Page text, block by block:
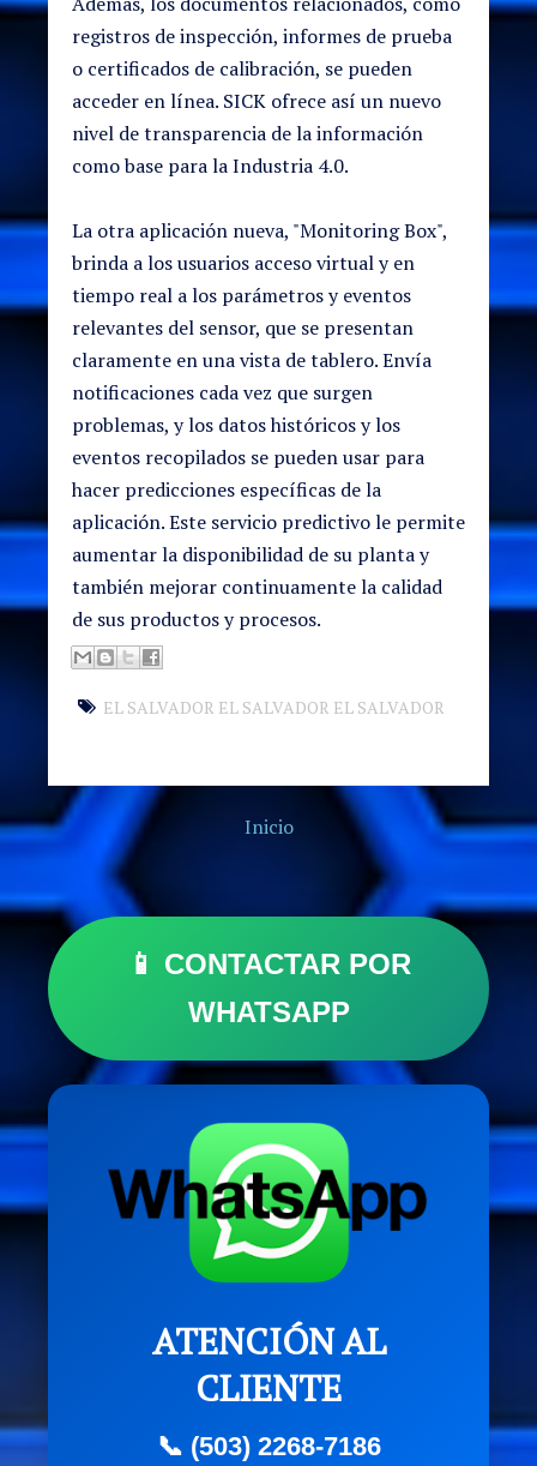
registros de inspección, informes de prueba
o certificados de calibración, se pueden
acceder en línea. SICK ofrece así un nuevo
nivel de transparencia de la información
como base para la Industria 4.0.
La otra aplicación nueva, "Monitoring Box",
brinda a los usuarios acceso virtual y en
tiempo real a los parámetros y eventos
relevantes del sensor, que se presentan
claramente en una vista de tablero. Envía
notificaciones cada vez que surgen
problemas, y los datos históricos y los
eventos recopilados se pueden usar para
hacer predicciones específicas de la
aplicación. Este servicio predictivo le permite
aumentar la disponibilidad de su planta y
también mejorar continuamente la calidad
de sus productos y procesos.
EL SALVADOR EL SALVADOR EL SALVADOR
Inicio
📱 CONTACTAR POR
WHATSAPP
ATENCIÓN AL
CLIENTE
📞 (503) 2268-7186